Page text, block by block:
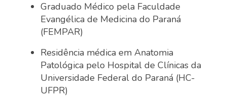
Graduado Médico pela Faculdade
Evangélica de Medicina do Paraná
(FEMPAR)
Residência médica em Anatomia
Patológica pelo Hospital de Clínicas da
Universidade Federal do Paraná (HC-
UFPR)